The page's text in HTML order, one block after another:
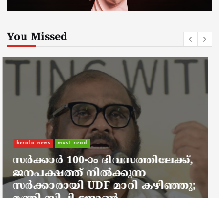
You Missed
kerala news must read
നാടെങ്ങും പൊലീസ് തിരയുന്നു,
ചായകുടിക്കാൻ എടപ്പാളിലെത്തി
അർജുൻ ആയങ്കി;
സഞ്ചരിക്കുന്നത് വാഹനങ്ങൾ